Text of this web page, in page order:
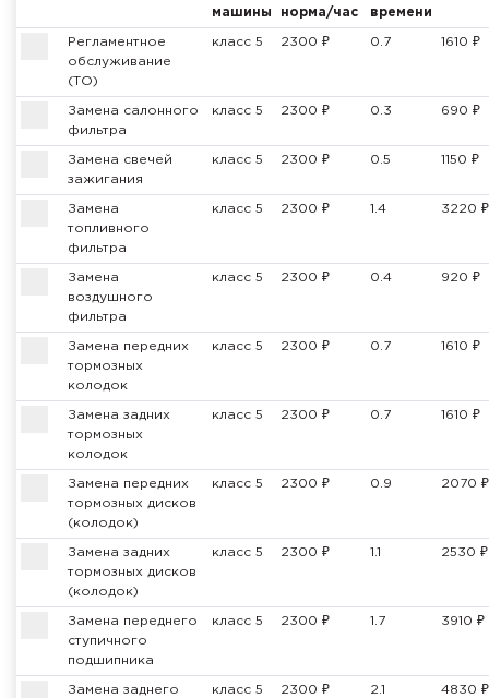
машины
норма/час
времени
Регламентное
обслуживание
(ТО)
класс 5 2300 ₽ 0.7 1610 ₽
Замена салонного
фильтра
класс 5 2300 ₽ 0.3 690 ₽
Замена свечей
зажигания
класс 5 2300 ₽ 0.5 1150 ₽
Замена
топливного
фильтра
класс 5 2300 ₽ 1.4 3220 ₽
Замена
воздушного
фильтра
класс 5 2300 ₽ 0.4 920 ₽
Замена передних
тормозных
колодок
класс 5 2300 ₽ 0.7 1610 ₽
Замена задних
тормозных
колодок
класс 5 2300 ₽ 0.7 1610 ₽
Замена передних
тормозных дисков
(колодок)
класс 5 2300 ₽ 0.9 2070 ₽
Замена задних
тормозных дисков
(колодок)
класс 5 2300 ₽ 1.1 2530 ₽
Замена переднего
ступичного
подшипника
класс 5 2300 ₽ 1.7 3910 ₽
Замена заднего
класс 5 2300 ₽ 2.1 4830 ₽